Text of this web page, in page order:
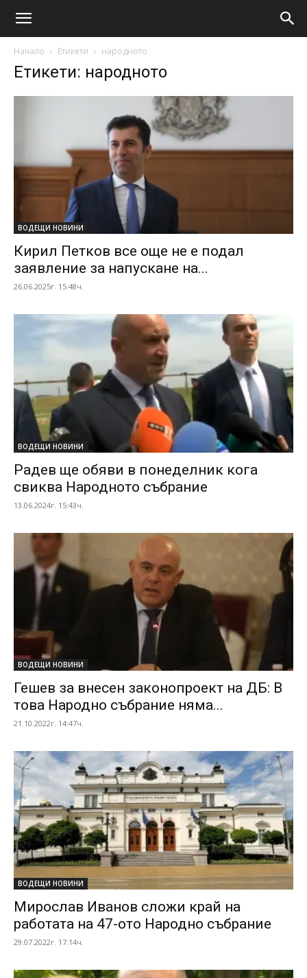
Начало Етикети народното
Етикети: народното
ВОДЕЩИ НОВИНИ
Кирил Петков все още не е подал
заявление за напускане на...
26.06.2025г. 15:48ч.
ВОДЕЩИ НОВИНИ
Радев ще обяви в понеделник кога
свиква Народното събрание
13.06.2024г. 15:43ч.
ВОДЕЩИ НОВИНИ
Гешев за внесен законопроект на ДБ: В
това Народно събрание няма...
21.10.2022г. 14:47ч.
ВОДЕЩИ НОВИНИ
Мирослав Иванов сложи край на
работата на 47-ото Народно събрание
29.07.2022г. 17:14ч.